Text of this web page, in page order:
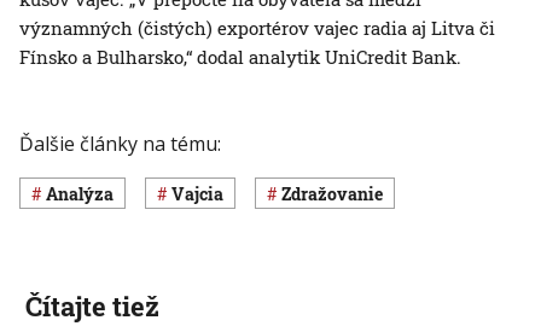
významných (čistých) exportérov vajec radia aj Litva či
Fínsko a Bulharsko,“ dodal analytik UniCredit Bank.
Ďalšie články na tému:
analýza Vajcia zdražovanie
Čítajte tiež